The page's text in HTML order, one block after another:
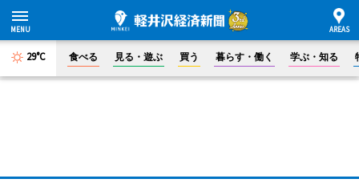
29°C 食べる 見る・遊ぶ 買う 暮らす・働く 学ぶ・知る